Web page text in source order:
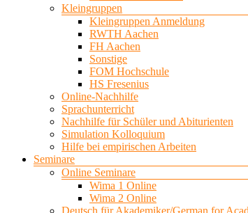
Kleingruppen
Kleingruppen Anmeldung
RWTH Aachen
FH Aachen
Sonstige
FOM Hochschule
HS Fresenius
Online-Nachhilfe
Sprachunterricht
Nachhilfe für Schüler und Abiturienten
Simulation Kolloquium
Hilfe bei empirischen Arbeiten
Seminare
Online Seminare
Wima 1 Online
Wima 2 Online
Deutsch für Akademiker/German for